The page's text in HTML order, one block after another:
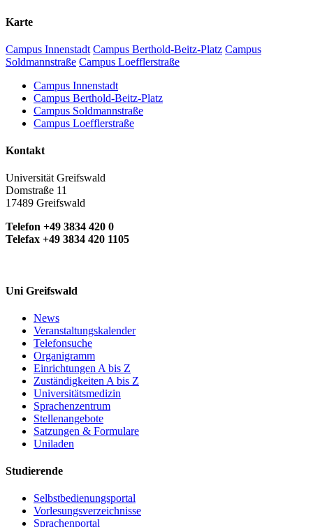
Karte
Campus Innenstadt Campus Berthold-Beitz-Platz Campus
Soldmannstraße Campus Loefflerstraße
Campus Innenstadt
Campus Berthold-Beitz-Platz
Campus Soldmannstraße
Campus Loefflerstraße
Kontakt
Universität Greifswald
Domstraße 11
17489 Greifswald
Telefon +49 3834 420 0
Telefax +49 3834 420 1105
Uni Greifswald
News
Veranstaltungskalender
Telefonsuche
Organigramm
Einrichtungen A bis Z
Zuständigkeiten A bis Z
Universitätsmedizin
Sprachenzentrum
Stellenangebote
Satzungen & Formulare
Uniladen
Studierende
Selbstbedienungsportal
Vorlesungsverzeichnisse
Sprachenportal